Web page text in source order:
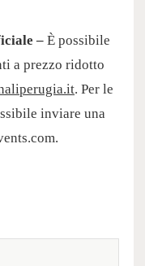
– È possibile
a prezzo ridotto
. Per le
inviare una
.